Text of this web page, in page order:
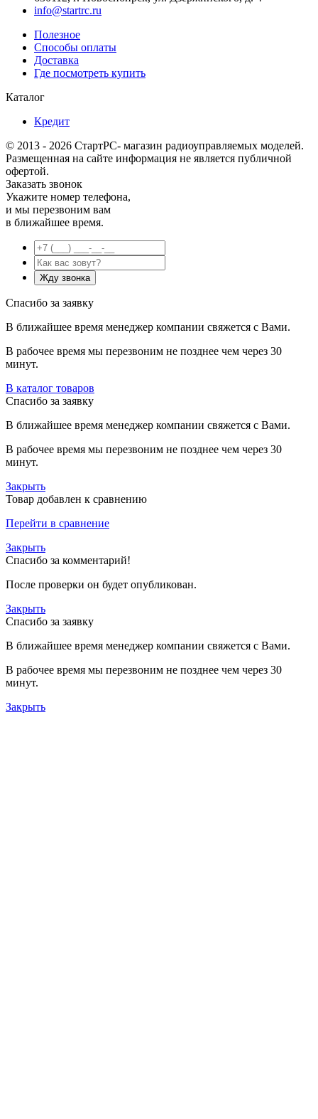
info@startrc.ru
Полезное
Способы оплаты
Доставка
Где посмотреть купить
Каталог
Кредит
© 2013 - 2026 СтартРС- магазин радиоуправляемых моделей.
Размещенная на сайте информация не является публичной
офертой.
Заказать звонок
Укажите номер телефона,
и мы перезвоним вам
в ближайшее время.
Спасибо за заявку
В ближайшее время менеджер компании свяжется с Вами.
В рабочее время мы перезвоним не позднее чем через 30
минут.
В каталог товаров
Спасибо за заявку
В ближайшее время менеджер компании свяжется с Вами.
В рабочее время мы перезвоним не позднее чем через 30
минут.
Закрыть
Товар добавлен к сравнению
Перейти в сравнение
Закрыть
Спасибо за комментарий!
После проверки он будет опубликован.
Закрыть
Спасибо за заявку
В ближайшее время менеджер компании свяжется с Вами.
В рабочее время мы перезвоним не позднее чем через 30
минут.
Закрыть